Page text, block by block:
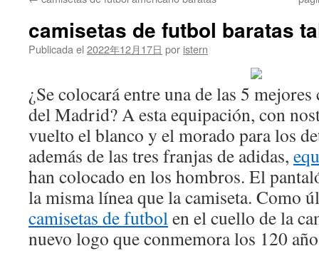
camisetas de futbol baratas
Publicada el 2022年12月17日 por istern
¿Se colocará entre una de las 5
del Madrid? A esta equipación, con
vuelto el blanco y el morado para los
además de las tres franjas de adidas,
han colocado en los hombros. El
la misma línea que la camiseta. Como
camisetas de futbolen el cuello de la
nuevo logo que conmemora los 120